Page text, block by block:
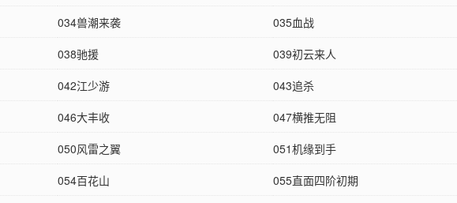
034兽潮来袭 035血战
038驰援 039初云来人
042江少游 043追杀
046大丰收 047横推无阻
050风雷之翼 051机缘到手
054百花山 055直面四阶初期